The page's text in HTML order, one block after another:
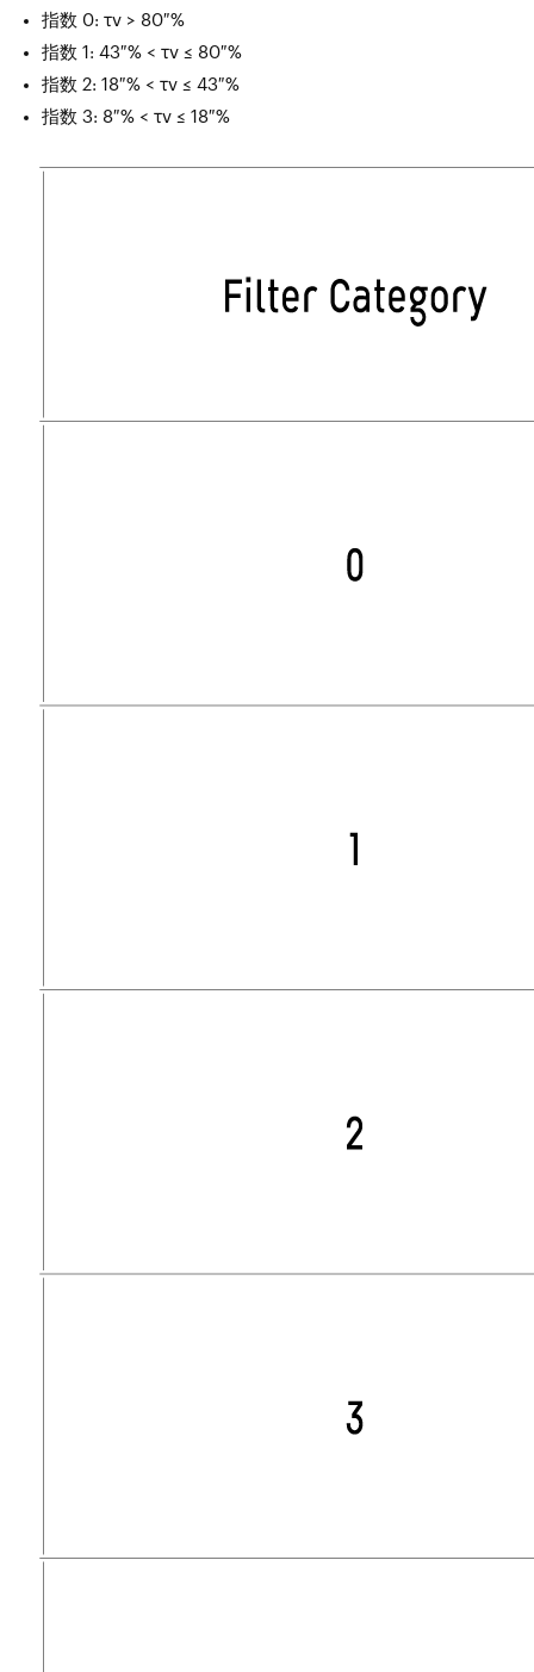
指数 0: τv > 80 %
指数 1: 43 % < τv ≤ 80 %
指数 2: 18 % < τv ≤ 43 %
指数 3: 8 % < τv ≤ 18 %